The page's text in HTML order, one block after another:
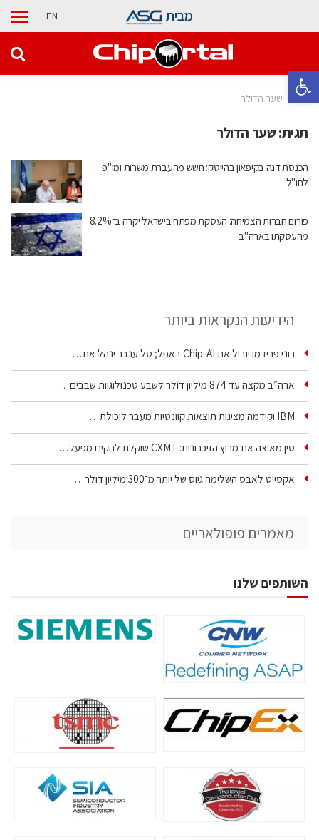
פתח סרגל נגישות
מבית EN
בית שער הדולר
תגית:שער הדולר
הכנסת דנה בקיפאון בהייטק: חשש מהעברת משרות ומו"פ
לחו"ל
פורום חברות הצמיחה: העסקת מפתח בישראל יקרה ב־8.2%
מהעסקתו בארה"ב
הידיעות הנקראות ביותר
רוני פרידמן יוביל את Chip‑AI באפל; טל ענבר ינהל את…
ארה״ב מקצה עד 874 מיליון דולר לשבע טכנולוגיות שבבים…
IBM וקידמה מציגות תוצאות קוונטיות מעבר ליכולת…
סין מאיצה את מרוץ הזיכרונות: CXMT שוקלת להקים מפעל…
אקסייט לאבס השלימה גיוס של יותר מ־300 מיליון דולר…
מאמרים פופולאריים
השותפים שלנו